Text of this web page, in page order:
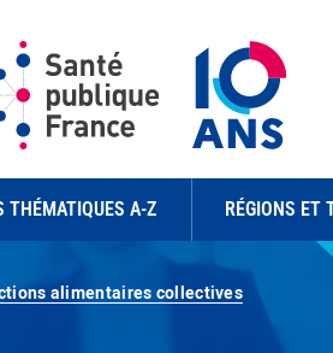
THÉMATIQUES A-Z RÉGIONS ET
alimentaires collectives